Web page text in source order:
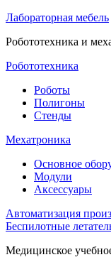
Лабораторная мебель
Робототехника и
Робототехника
Роботы
Полигоны
Стенды
Мехатроника
Основное
Модули
Аксессуары
Автоматизация
Беспилотные
Медицинское